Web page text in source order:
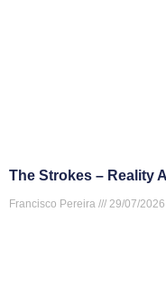
The Strokes – Reality
Francisco Pereira 29/07/2026